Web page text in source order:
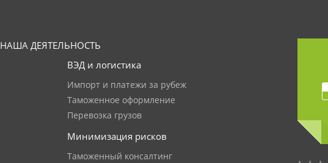
НАША ДЕЯТЕЛЬНОСТЬ
ВЭД и логистика
Импорт и платежи за рубеж
Таможенное оформление
Перевозка грузов
Минимизация рисков
Таможенный консалтинг